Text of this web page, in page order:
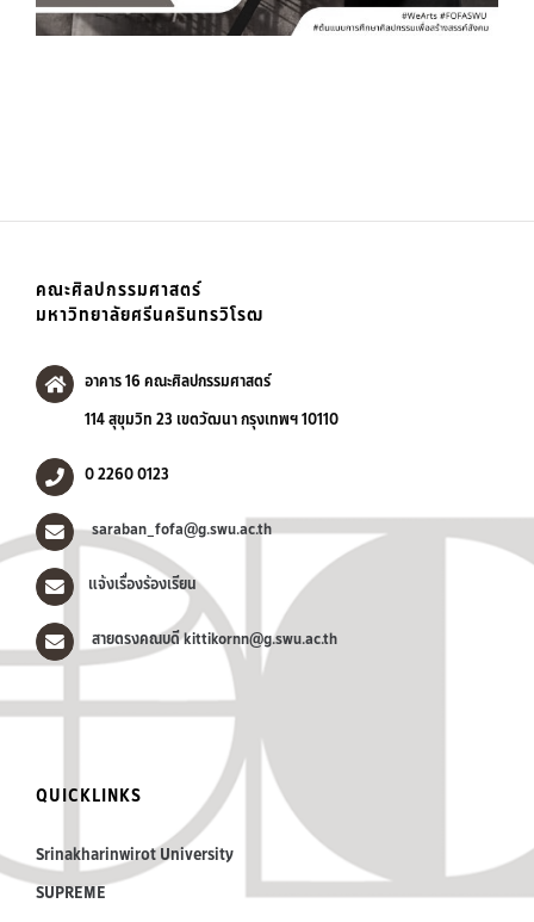
คณะศิลปกรรมศาสตร์
มหาวิทยาลัยศรีนครินทรวิโรฒ
อาคาร 16 คณะศิลปกรรมศาสตร์
114 สุขุมวิท 23 เขตวัฒนา กรุงเทพฯ 10110
0 2260 0123
saraban_fofa@g.swu.ac.th
แจ้งเรื่องร้องเรียน
สายตรงคณบดี kittikornn@g.swu.ac.th
QUICKLINKS
Srinakharinwirot University
SUPREME